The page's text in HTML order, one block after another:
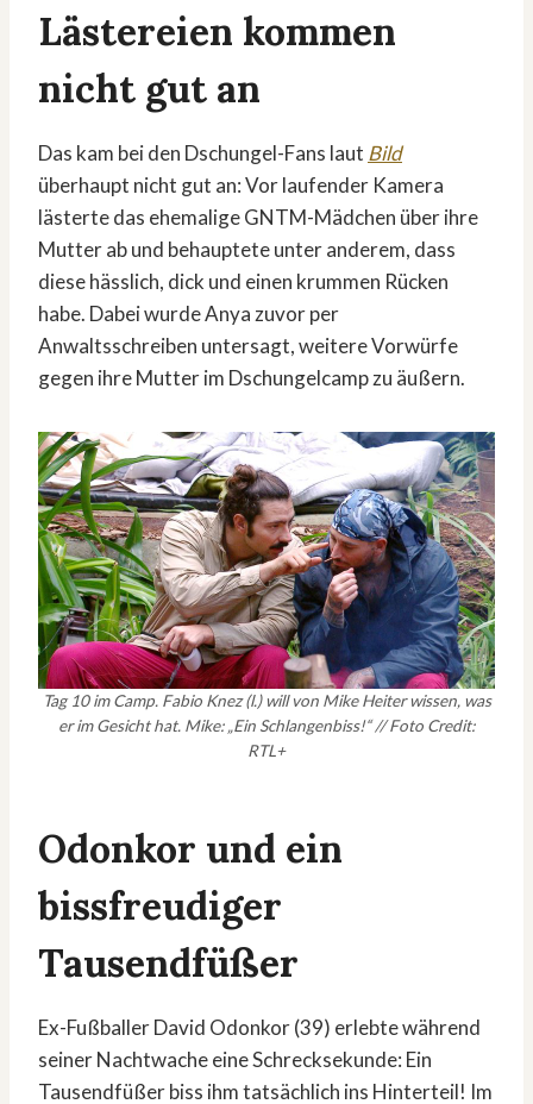
Lästereien kommen
nicht gut an
Das kam bei den Dschungel-Fans laut Bild
überhaupt nicht gut an: Vor laufender Kamera
lästerte das ehemalige GNTM-Mädchen über ihre
Mutter ab und behauptete unter anderem, dass
diese hässlich, dick und einen krummen Rücken
habe. Dabei wurde Anya zuvor per
Anwaltsschreiben untersagt, weitere Vorwürfe
gegen ihre Mutter im Dschungelcamp zu äußern.
Tag 10 im Camp. Fabio Knez (l.) will von Mike Heiter wissen, was
er im Gesicht hat. Mike: „Ein Schlangenbiss!“ // Foto Credit:
RTL+
Odonkor und ein
bissfreudiger
Tausendfüßer
Ex-Fußballer David Odonkor (39) erlebte während
seiner Nachtwache eine Schrecksekunde: Ein
Tausendfüßer biss ihm tatsächlich ins Hinterteil! Im